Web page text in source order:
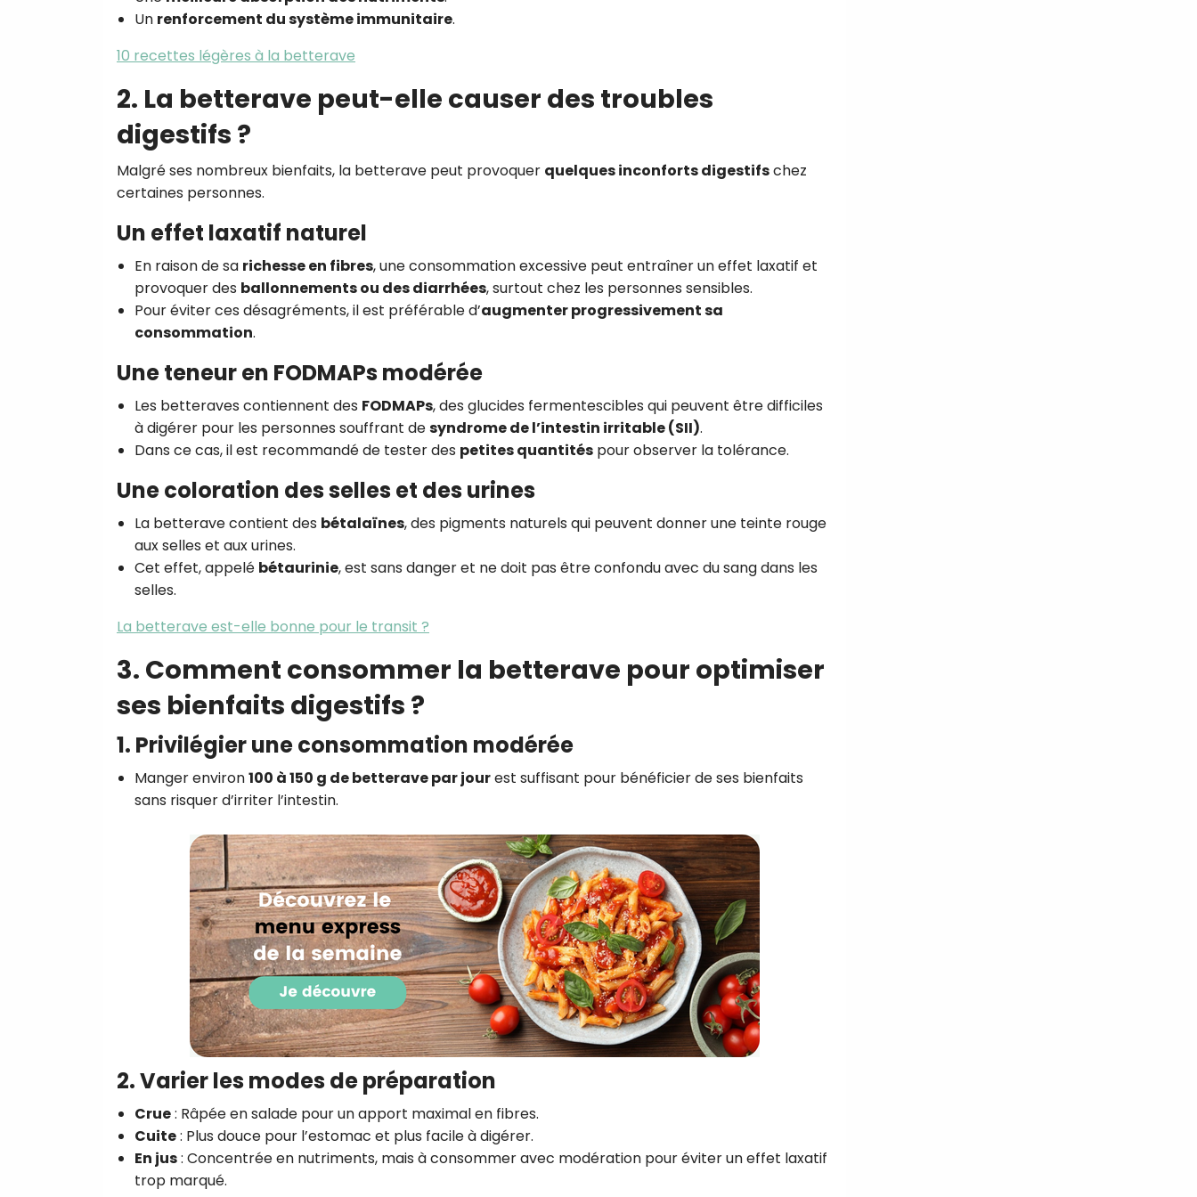
Un renforcement du système immunitaire.
10 recettes légères à la betterave
2. La betterave peut-elle causer des troubles
digestifs ?
Malgré ses nombreux bienfaits, la betterave peut provoquer quelques inconforts digestifschez
certaines personnes.
Un effet laxatif naturel
En raison de sa richesse en fibres, une consommation excessive peut entraîner un effet laxatif et
provoquer des ballonnements ou des diarrhées, surtout chez les personnes sensibles.
Pour éviter ces désagréments, il est préférable d’augmenter progressivement sa
consommation.
Une teneur en FODMAPs modérée
Les betteraves contiennent des FODMAPs, des glucides fermentescibles qui peuvent être difficiles
à digérer pour les personnes souffrant desyndrome de l’intestin irritable (SII).
Dans ce cas, il est recommandé de tester des petites quantités pour observer la tolérance.
Une coloration des selles et des urines
La betterave contient des bétalaïnes, des pigments naturels qui peuvent donner une teinte rouge
aux selles et aux urines.
Cet effet, appelé bétaurinie, est sans danger et ne doit pas être confondu avec du sang dans les
selles.
La betterave est-elle bonne pour le transit ?
3. Comment consommer la betterave pour optimiser
ses bienfaits digestifs ?
1. Privilégier une consommation modérée
Manger environ100 à 150 g de betterave par jourest suffisant pour bénéficier de ses bienfaits
sans risquer d’irriter l’intestin.
2. Varier les modes de préparation
Crue: Râpée en salade pour un apport maximal en fibres.
Cuite: Plus douce pour l’estomac et plus facile à digérer.
En jus: Concentrée en nutriments, mais à consommer avec modération pour éviter un effet laxatif
trop marqué.